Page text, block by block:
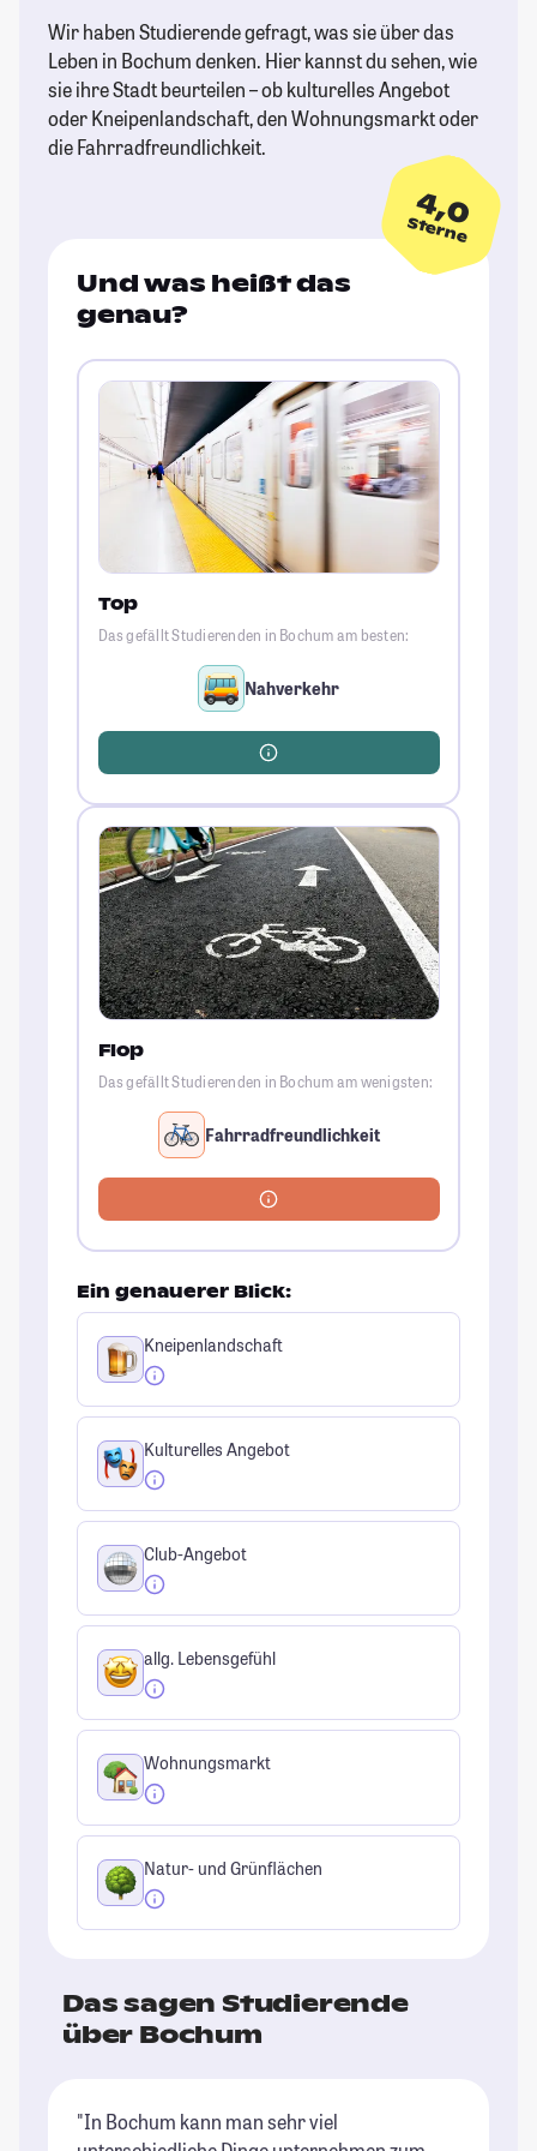
Wir haben Studierende gefragt, was sie über das
Leben in Bochum denken. Hier kannst du sehen, wie
sie ihre Stadt beurteilen – ob kulturelles Angebot
oder Kneipenlandschaft, den Wohnungsmarkt oder
die Fahrradfreundlichkeit.
4,0
Sterne
Und was heißt das
genau?
Top
Das gefällt Studierenden in Bochum am besten:
Nahverkehr
Flop
Das gefällt Studierenden in Bochum am wenigsten:
Fahrradfreundlichkeit
Ein genauerer Blick:
Kneipenlandschaft
Kulturelles Angebot
Club-Angebot
allg. Lebensgefühl
Wohnungsmarkt
Natur- und Grünflächen
Das sagen Studierende
über Bochum
"In Bochum kann man sehr viel